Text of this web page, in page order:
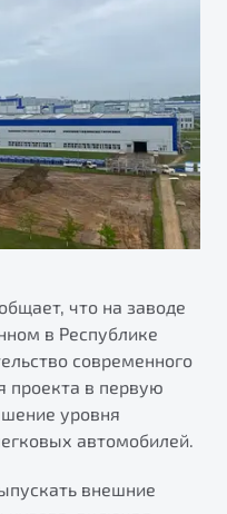
что на заводе
в Республике
современного
проекта в первую
уровня
автомобилей.
внешние